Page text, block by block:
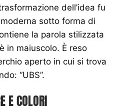
dell’idea fu
sotto forma di
la parola stilizzata
in maiuscolo. È reso
aperto in cui si trova
“UBS”.
E COLORI